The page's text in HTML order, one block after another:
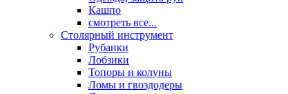
Кашпо
смотреть все...
Столярный инструмент
Рубанки
Лобзики
Топоры и колуны
Ломы и гвоздодеры